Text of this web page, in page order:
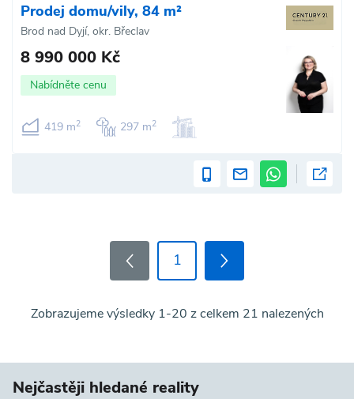
Prodej domu/vily, 84 m²
Brod nad Dyjí, okr. Břeclav
8 990 000 Kč
Nabídněte cenu
419 m2 297 m2
1
Zobrazujeme výsledky 1-20 z celkem 21 nalezených
Nejčastěji hledané reality